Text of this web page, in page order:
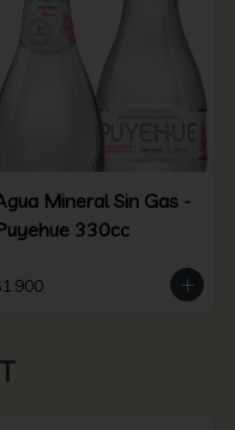
Mineral Sin Gas -
330cc